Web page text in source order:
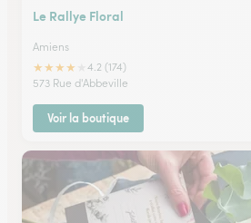
Le Rallye Floral
Amiens
★★★★
4.2 (174)
573 Rue d'Abbeville
Voir la boutique